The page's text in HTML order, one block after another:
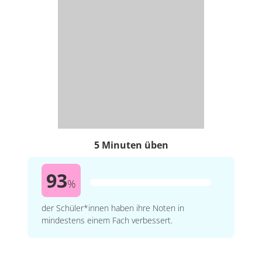
5 Minuten üben
93%
der Schüler*innen haben ihre Noten in
mindestens einem Fach verbessert.